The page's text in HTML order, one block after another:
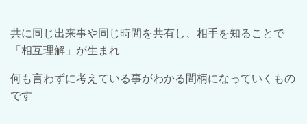
共に同じ出来事や同じ時間を共有し、相手を知ることで
「相互理解」が生まれ
何も言わずに考えている事がわかる間柄になっていくもの
です